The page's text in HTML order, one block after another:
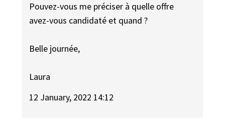
Pouvez-vous me préciser à quelle offre
avez-vous candidaté et quand ?
Belle journée,
Laura
12 January, 2022 14:12